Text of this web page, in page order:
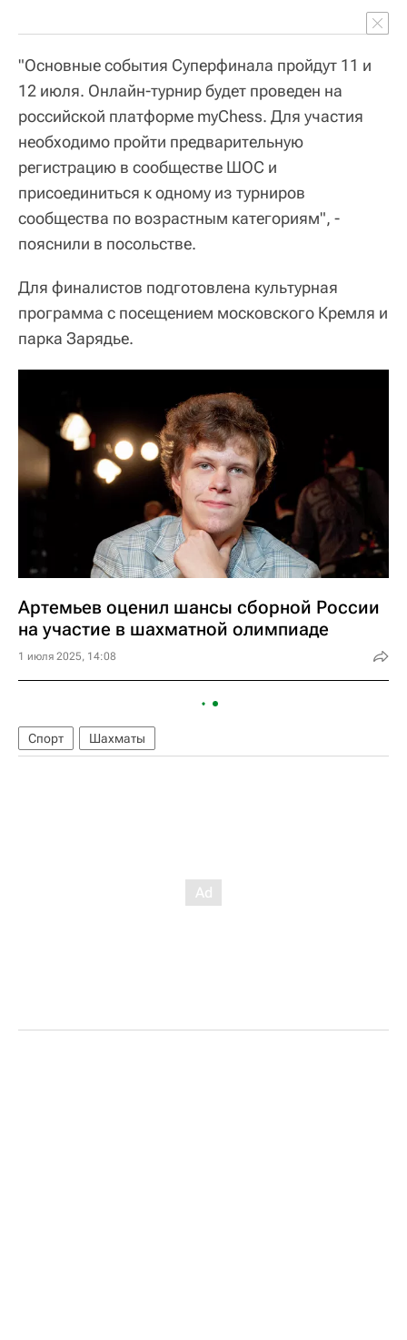
"Основные события Суперфинала пройдут 11 и
12 июля. Онлайн-турнир будет проведен на
российской платформе myChess. Для участия
необходимо пройти предварительную
регистрацию в сообществе ШОС и
присоединиться к одному из турниров
сообщества по возрастным категориям", -
пояснили в посольстве.
Для финалистов подготовлена культурная
программа с посещением московского Кремля и
парка Зарядье.
Артемьев оценил шансы сборной России
на участие в шахматной олимпиаде
1 июля 2025, 14:08
Спорт Шахматы